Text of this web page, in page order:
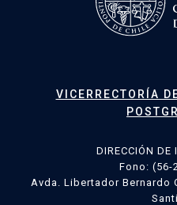
VICERRECTORÍA
DIRECCIÓN DE
Fono: (56-
Avda. Libertador Bernardo